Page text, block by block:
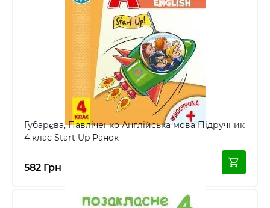
Губарєва, Павліченко Англійська мова Підручник
4 клас Start Up Ранок
582 Грн